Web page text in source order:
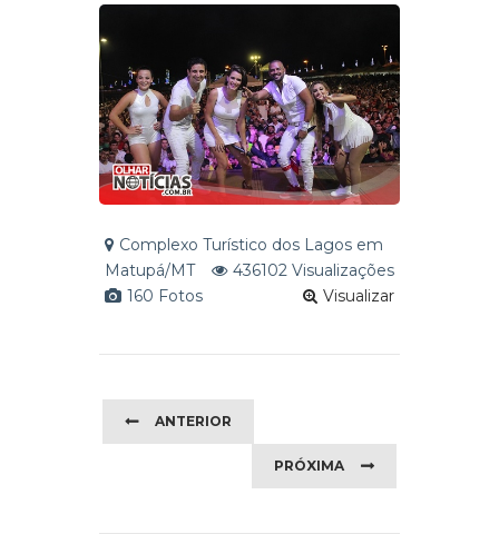
Complexo Turístico dos Lagos em
Matupá/MT
436102 Visualizações
160 Fotos
Visualizar
ANTERIOR
PRÓXIMA